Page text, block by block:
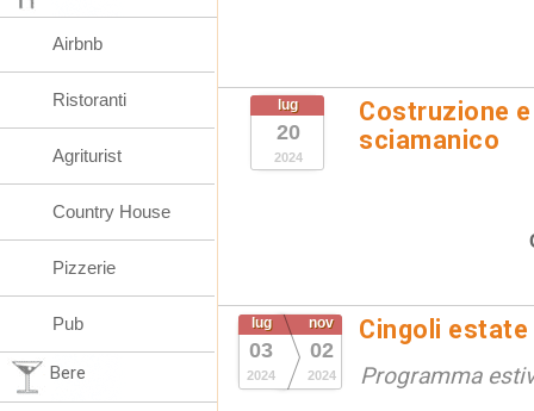
lug
20
2024
Costruzione
sciamanico
lug
03
2024
nov
02
2024
Cingoli estate
Programma
Airbnb
Ristoranti
Agriturist
Country House
Pizzerie
Pub
Bere